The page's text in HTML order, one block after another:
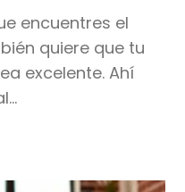
encuentres el
quiere que tu
excelente. Ahí